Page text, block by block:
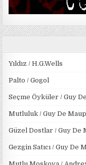
Yıldız / H.G.Wells
Palto / Gogol
Seçme Öyküler / Guy
Mutluluk / Guy De
Güzel Dostlar / Guy De
Gezgin Satıcı / Guy De